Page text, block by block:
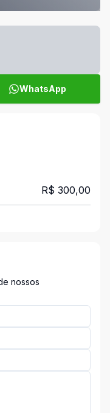
WhatsApp
R$ 300,00
nossos